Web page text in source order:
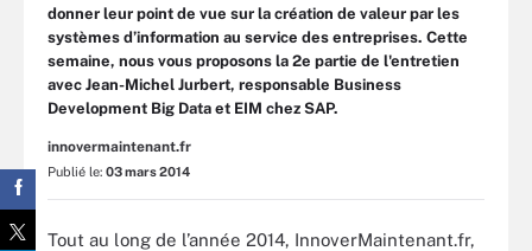
donner leur point de vue sur la création de valeur par les
systèmes d’information au service des entreprises. Cette
semaine, nous vous proposons la 2e partie de l'entretien
avec Jean-Michel Jurbert, responsable Business
Development Big Data et EIM chez SAP.
innovermaintenant.fr
Publié le: 03 mars 2014
Tout au long de l’année 2014, InnoverMaintenant.fr,